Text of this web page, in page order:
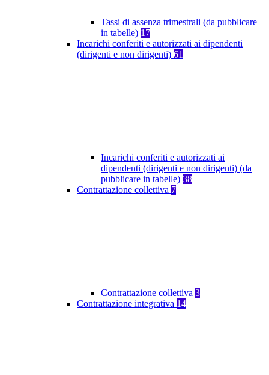
Tassi di assenza trimestrali (da pubblicare
in tabelle) 17
Incarichi conferiti e autorizzati ai dipendenti
(dirigenti e non dirigenti) 61
Incarichi conferiti e autorizzati ai
dipendenti (dirigenti e non dirigenti) (da
pubblicare in tabelle) 38
Contrattazione collettiva 7
Contrattazione collettiva 3
Contrattazione integrativa 14